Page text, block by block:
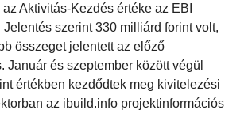
Aktivitás-Kezdés értéke az EBI
Jelentés szerint 330 milliárd forint volt,
összeget jelentett az előző
Január és szeptember között végül
értékben kezdődtek meg kivitelezési
az ibuild.info projektinformációs